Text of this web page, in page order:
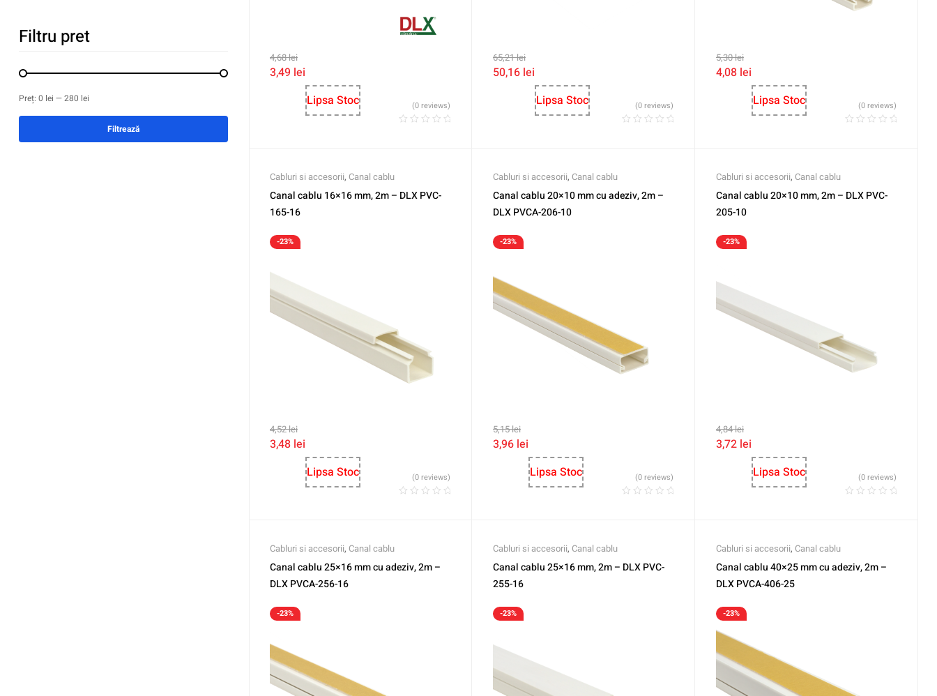
4,68lei
3,49 lei
Lipsa Stoc
(0 reviews)
65,21lei
50,16 lei
Lipsa Stoc
(0 reviews)
5,30lei
4,08 lei
Lipsa Stoc
(0 reviews)
Cabluri si accesorii, Canal cablu
Canal cablu 16×16 mm, 2m – DLX PVC-
165-16
-23%
4,52lei
3,48 lei
Lipsa Stoc
(0 reviews)
Cabluri si accesorii, Canal cablu
Canal cablu 20×10 mm cu adeziv, 2m –
DLX PVCA-206-10
-23%
5,15lei
3,96 lei
Lipsa Stoc
(0 reviews)
Cabluri si accesorii, Canal cablu
Canal cablu 20×10 mm, 2m – DLX PVC-
205-10
-23%
4,84lei
3,72 lei
Lipsa Stoc
(0 reviews)
Cabluri si accesorii, Canal cablu
Canal cablu 25×16 mm cu adeziv, 2m –
DLX PVCA-256-16
-23%
Cabluri si accesorii, Canal cablu
Canal cablu 25×16 mm, 2m – DLX PVC-
255-16
-23%
Cabluri si accesorii, Canal cablu
Canal cablu 40×25 mm cu adeziv, 2m –
DLX PVCA-406-25
-23%
Filtru pret
Filtrează
Preț: 0 lei —280 lei